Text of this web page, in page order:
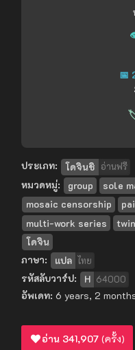
📅
ประเภท: โดจินชิ อ่านฟรี
หมวดหมู่: group sole
mosaic censorship
multi-work series
โดจิน
ภาษา:
แปล ไทย
รหัสลับวาร์ป: H 64000
อัพเดท: 6 years, 2
อ่าน 341,907 (ครั้ง)